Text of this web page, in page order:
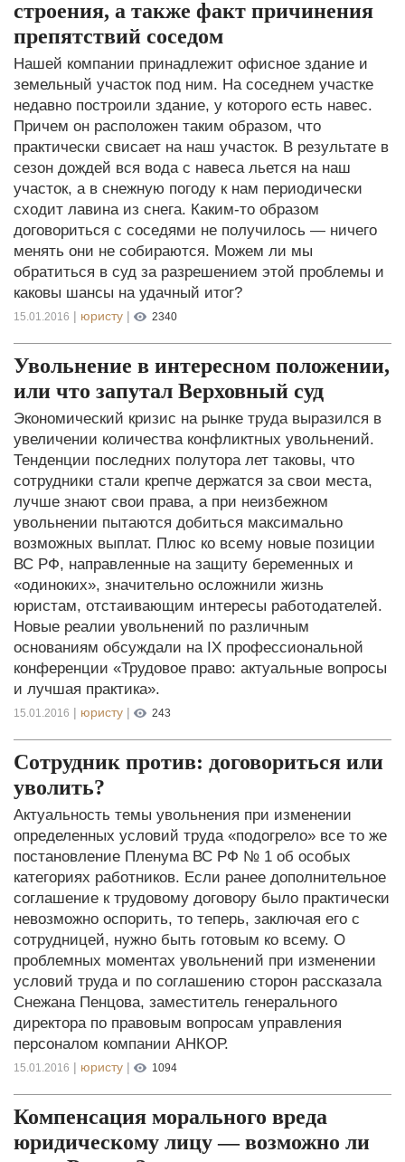
строения, а также факт причинения
препятствий соседом
Нашей компании принадлежит офисное здание и
земельный участок под ним. На соседнем участке
недавно построили здание, у которого есть навес.
Причем он расположен таким образом, что
практически свисает на наш участок. В результате в
сезон дождей вся вода с навеса льется на наш
участок, а в снежную погоду к нам периодически
сходит лавина из снега. Каким-то образом
договориться с соседями не получилось — ничего
менять они не собираются. Можем ли мы
обратиться в суд за разрешением этой проблемы и
каковы шансы на удачный итог?
15.01.2016 | юристу | 2340
Увольнение в интересном положении,
или что запутал Верховный суд
Экономический кризис на рынке труда выразился в
увеличении количества конфликтных увольнений.
Тенденции последних полутора лет таковы, что
сотрудники стали крепче держатся за свои места,
лучше знают свои права, а при неизбежном
увольнении пытаются добиться максимально
возможных выплат. Плюс ко всему новые позиции
ВС РФ, направленные на защиту беременных и
«одиноких», значительно осложнили жизнь
юристам, отстаивающим интересы работодателей.
Новые реалии увольнений по различным
основаниям обсуждали на IX профессиональной
конференции «Трудовое право: актуальные вопросы
и лучшая практика».
15.01.2016 | юристу | 243
Сотрудник против: договориться или
уволить?
Актуальность темы увольнения при изменении
определенных условий труда «подогрело» все то же
постановление Пленума ВС РФ № 1 об особых
категориях работников. Если ранее дополнительное
соглашение к трудовому договору было практически
невозможно оспорить, то теперь, заключая его с
сотрудницей, нужно быть готовым ко всему. О
проблемных моментах увольнений при изменении
условий труда и по соглашению сторон рассказала
Снежана Пенцова, заместитель генерального
директора по правовым вопросам управления
персоналом компании АНКОР.
15.01.2016 | юристу | 1094
Компенсация морального вреда
юридическому лицу — возможно ли